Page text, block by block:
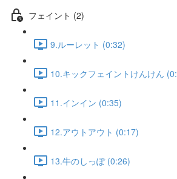
フェイント (2)
9.ルーレット (0:32)
10.キックフェイントけんけん
11.インイン (0:35)
12.アウトアウト (0:17)
13.牛のしっぽ (0:26)